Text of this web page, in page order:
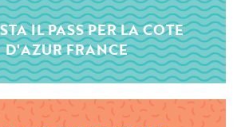
IL PASS PER LA COTE
D'AZUR FRANCE